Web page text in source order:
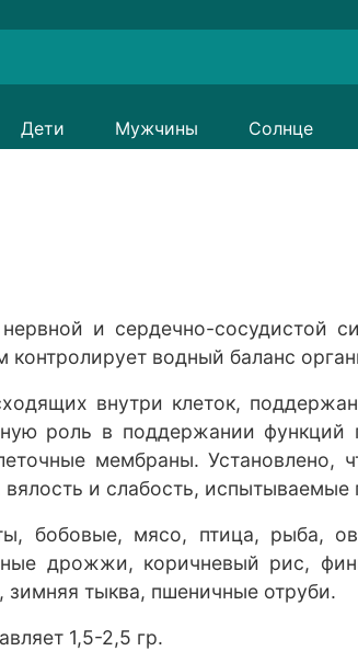
Дети Мужчины Солнце
и сердечно-сосудистой
водный баланс
внутри клеток,
роль в поддержании функций
мембраны.
вялость и слабость,
бобовые, мясо, птица, рыба,
дрожжи, коричневый рис,
зимняя тыква, пшеничные отруби.
1,5-2,5 гр.